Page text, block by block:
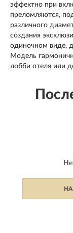
эффектно при
преломляются,
различного
создания
одиночном виде,
Модель
лобби отеля или